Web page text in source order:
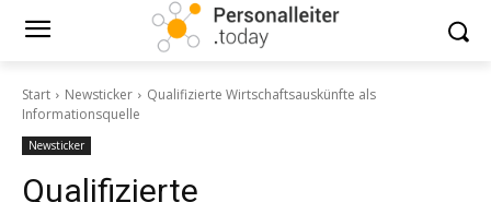
Start Newsticker
Qualifizierte Wirtschaftsauskünfte als
Informationsquelle
Newsticker
Qualifizierte